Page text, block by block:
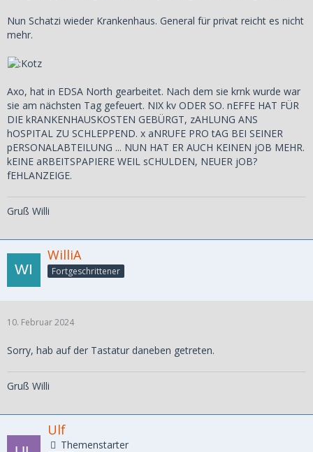
Nun Schatzi wieder Krankenhaus. General für privat reicht es nicht
mehr.
Axo, hat in EDSA North gearbeitet. Nach dem sie krnk wurde war
sie am nächsten Tag gefeuert. NIX kv ODER SO. nEFFE HAT FÜR
DIE kRANKENHAUSKOSTEN GEBÜRGT, zAHLUNG ANS
hOSPITAL ZU SCHLEPPEND. x aNRUFE PRO tAG BEI SEINER
pERSONALABTEILUNG ... NUN HAT ER AUCH KEINEN jOB MEHR.
kEINE aRBEITSPAPIERE WEIL sCHULDEN, NEUER jOB?
fEHLANZEIGE.
Gruß Willi
WilliA
Fortgeschrittener
10. Februar 2024
Sorry, hab auf der Tastatur daneben getreten.
Gruß Willi
Ulf
Themenstarter